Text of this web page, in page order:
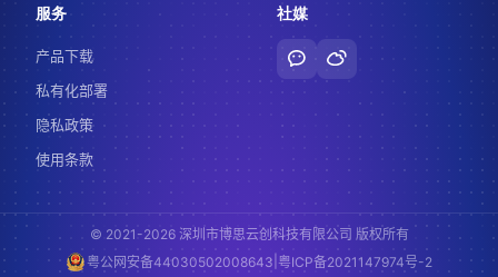
服务
产品下载
私有化部署
隐私政策
使用条款
社媒
© 2021-2026 深圳市博思云创科技有限公司 版权所有
粤公网安备44030502008643 粤ICP备2021147974号-2